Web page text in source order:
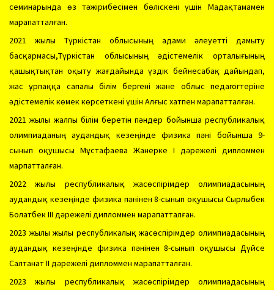
семинарында өз тәжірибесімен бөліскені үшін Мадақтамамен
марапатталған.
2021 жылы Түркістан облысының адами әлеуетті дамыту
басқармасы,Түркістан облысының әдістемелік орталығының
қашықтықтан оқыту жағдайында үздік бейнесабақ дайындап,
жас ұрпаққа сапалы білім бергені және облыс педагогтеріне
әдістемелік көмек көрсеткені үшін Алғыс хатпен марапатталған.
2021 жылы жалпы білім беретін пәндер бойынша республикалық
олимпиаданың аудандық кезеңінде физика пәні бойынша 9-
сынып оқушысы Мұстафаева Жанерке І дәрежелі дипломмен
марпатталған.
2022 жылы республикалық жасөспірімдер олимпиадасының
аудандық кезеңінде физика пәнінен 8-сынып оқушысы Сырлыбек
Болатбек ІІІ дәрежелі дипломмен марапатталған.
2023 жылы жылы республикалық жасөспірімдер олимпиадасының
аудандық кезеңінде физика пәнінен 8-сынып оқушысы Дүйсе
Салтанат ІІ дәрежелі дипломмен марапатталған.
2023 жылы республикалық жасөспірімдер олимпиадасының